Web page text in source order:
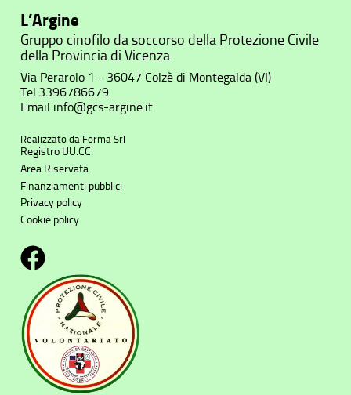
L’Argine
Gruppo cinofilo da soccorso della Protezione Civile
della Provincia di Vicenza
Via Perarolo 1 - 36047 Colzè di Montegalda (VI)
Tel.3396786679
Email info@gcs-argine.it
Realizzato da Forma Srl
Registro UU.CC.
Area Riservata
Finanziamenti pubblici
Privacy policy
Cookie policy